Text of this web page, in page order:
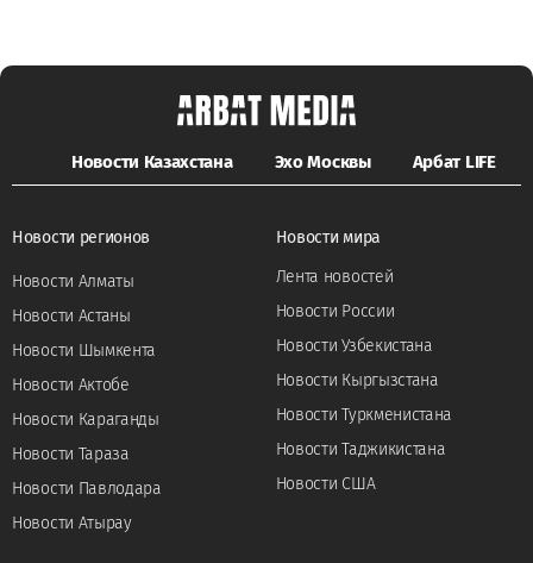
Новости Казахстана Эхо Москвы Арбат LIFE
Новости регионов
Новости Алматы
Новости Астаны
Новости Шымкента
Новости Актобе
Новости Караганды
Новости Тараза
Новости Павлодара
Новости Атырау
Новости мира
Лента новостей
Новости России
Новости Узбекистана
Новости Кыргызстана
Новости Туркменистана
Новости Таджикистана
Новости США